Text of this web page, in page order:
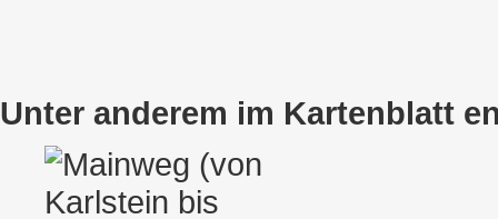
Unter anderem im Kartenblatt